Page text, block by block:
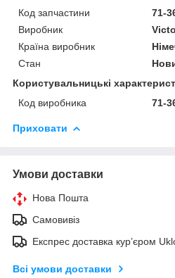
Код запчастини
71-
Виробник
Країна виробник
Стан
Користувальницькі
Код виробника
71-
Приховати
Умови доставки
Нова Пошта
Самовивіз
Експрес доставка кур’єром
Всі умови доставки